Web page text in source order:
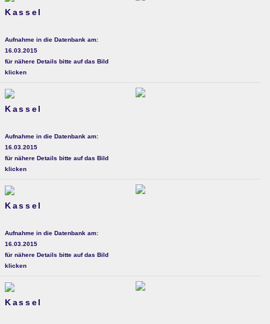
Kassel
Aufnahme in die Datenbank am:
16.03.2015
für nähere Details bitte auf das Bild
klicken
Kassel
Aufnahme in die Datenbank am:
16.03.2015
für nähere Details bitte auf das Bild
klicken
Kassel
Aufnahme in die Datenbank am:
16.03.2015
für nähere Details bitte auf das Bild
klicken
Kassel